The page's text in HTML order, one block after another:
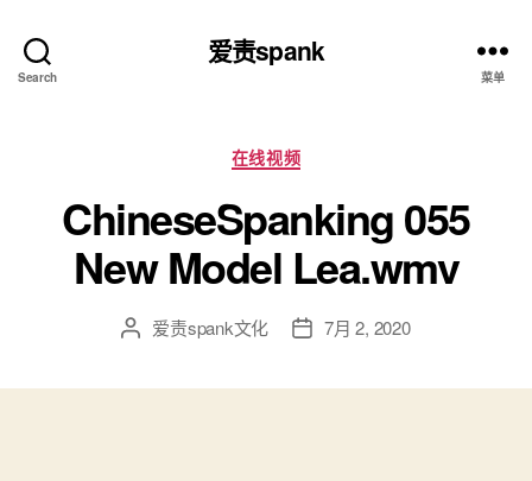
Search
爱责spank
菜单
分
类
在线视频
ChineseSpanking 055
New Model Lea.wmv
文 爱责spank文化
发 7月 2, 2020